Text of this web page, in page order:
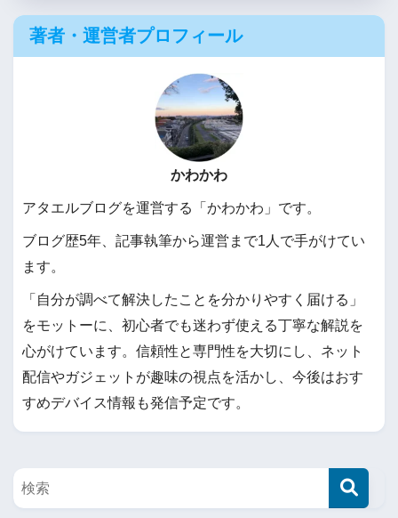
著者・運営者プロフィール
かわかわ
アタエルブログを運営する「かわかわ」です。
ブログ歴5年、記事執筆から運営まで1人で手がけてい
ます。
「自分が調べて解決したことを分かりやすく届ける」
をモットーに、初心者でも迷わず使える丁寧な解説を
心がけています。信頼性と専門性を大切にし、ネット
配信やガジェットが趣味の視点を活かし、今後はおす
すめデバイス情報も発信予定です。